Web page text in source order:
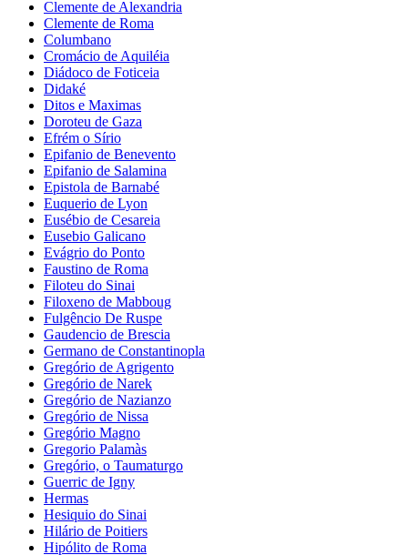
Clemente de Alexandria
Clemente de Roma
Columbano
Cromácio de Aquiléia
Diádoco de Foticeia
Didaké
Ditos e Maximas
Doroteu de Gaza
Efrém o Sírio
Epifanio de Benevento
Epifanio de Salamina
Epistola de Barnabé
Euquerio de Lyon
Eusébio de Cesareia
Eusebio Galicano
Evágrio do Ponto
Faustino de Roma
Filoteu do Sinai
Filoxeno de Mabboug
Fulgêncio De Ruspe
Gaudencio de Brescia
Germano de Constantinopla
Gregório de Agrigento
Gregório de Narek
Gregório de Nazianzo
Gregório de Nissa
Gregório Magno
Gregorio Palamàs
Gregório, o Taumaturgo
Guerric de Igny
Hermas
Hesiquio do Sinai
Hilário de Poitiers
Hipólito de Roma